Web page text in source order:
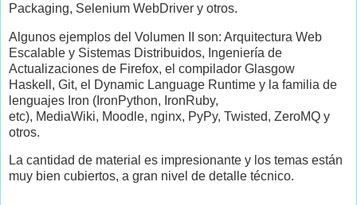
Packaging, Selenium WebDriver y otros.
Algunos ejemplos del Volumen II son: Arquitectura Web
Escalable y Sistemas Distribuidos, Ingeniería de
Actualizaciones de Firefox, el compilador Glasgow
Haskell, Git, el Dynamic Language Runtime y la familia de
lenguajes Iron (IronPython, IronRuby,
etc), MediaWiki, Moodle, nginx, PyPy, Twisted, ZeroMQ y
otros.
La cantidad de material es impresionante y los temas están
muy bien cubiertos, a gran nivel de detalle técnico.